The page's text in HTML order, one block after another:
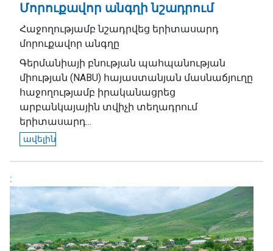
Մորուքավոր անգղի նշադրում
Հաջողությամբ նշադրվեց երիտասարդ
մորուքավոր անգղը
Գերմանիայի բնության պահպանության
միության (NABU) հայաստանյան մասնաճյուղը
հաջողությամբ իրականացրեց
արբանկայային տվիչի տեղադրում
երիտասարդ...
ավելին